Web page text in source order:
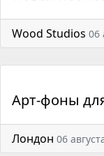
Wood Studios 06
Арт-фоны
Лондон 06